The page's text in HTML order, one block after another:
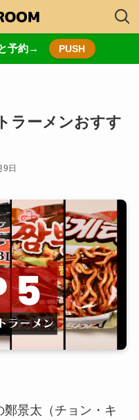
予約→ PUSH
ラーメンおすす
9日
景太（チョン・キ